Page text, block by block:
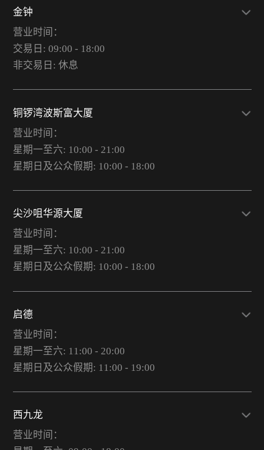
金钟
营业时间：
交易日: 09:00 - 18:00
非交易日: 休息
铜锣湾波斯富大厦
营业时间：
星期一至六: 10:00 - 21:00
星期日及公众假期: 10:00 - 18:00
尖沙咀华源大厦
营业时间：
星期一至六: 10:00 - 21:00
星期日及公众假期: 10:00 - 18:00
启德
营业时间：
星期一至六: 11:00 - 20:00
星期日及公众假期: 11:00 - 19:00
西九龙
营业时间：